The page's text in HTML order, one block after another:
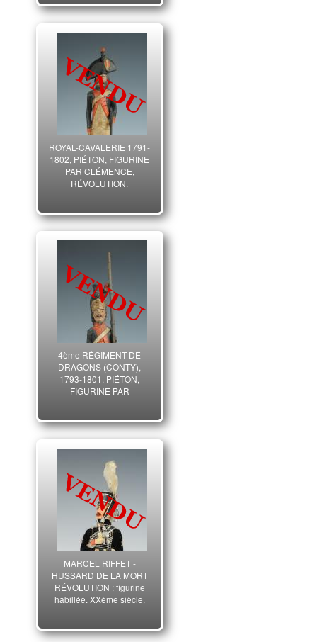
ROYAL-CAVALERIE 1791-
1802, PIÉTON, FIGURINE
PAR CLÉMENCE,
RÉVOLUTION.
4ème RÉGIMENT DE
DRAGONS (CONTY),
1793-1801, PIÉTON,
FIGURINE PAR
MARCEL RIFFET -
HUSSARD DE LA MORT
RÉVOLUTION : figurine
habillée, XXème siècle.